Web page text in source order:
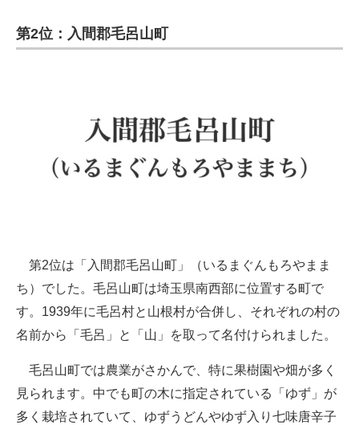
第2位：入間郡毛呂山町
第2位は「入間郡毛呂山町」（いるまぐんもろやまま
ち）でした。毛呂山町は埼玉県南西部に位置する町で
す。1939年に毛呂村と山根村が合併し、それぞれの村の
名前から「毛呂」と「山」を取って名付けられました。
毛呂山町では農業がさかんで、特に果樹園や畑が多く
見られます。中でも町の木に指定されている「ゆず」が
多く栽培されていて、ゆずうどんやゆず入り七味唐辛子